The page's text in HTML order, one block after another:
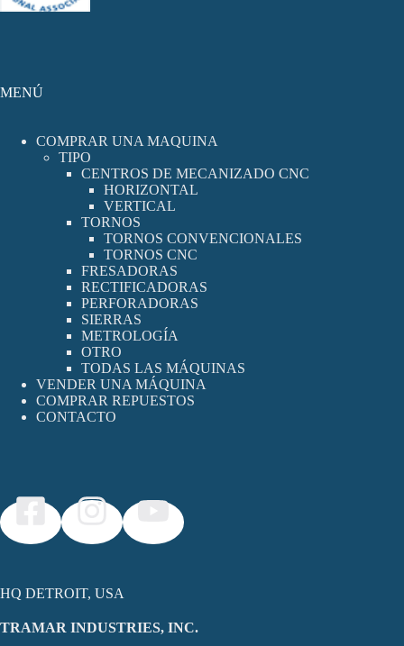
MENÚ
COMPRAR UNA MAQUINA
TIPO
CENTROS DE MECANIZADO CNC
HORIZONTAL
VERTICAL
TORNOS
TORNOS CONVENCIONALES
TORNOS CNC
FRESADORAS
RECTIFICADORAS
PERFORADORAS
SIERRAS
METROLOGÍA
OTRO
TODAS LAS MÁQUINAS
VENDER UNA MÁQUINA
COMPRAR REPUESTOS
CONTACTO
HQ DETROIT, USA
TRAMAR INDUSTRIES, INC.